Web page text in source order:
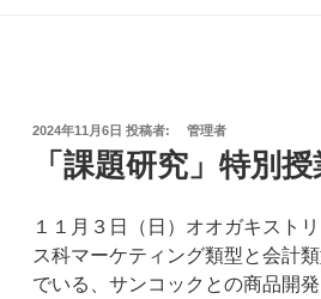
投
2024年11月6日 投稿者: 管理者
「課題研究」特別
１１月３日（日）オオガキスト
ス科マーケティング類型と会計
でいる、サンコックとの商品開